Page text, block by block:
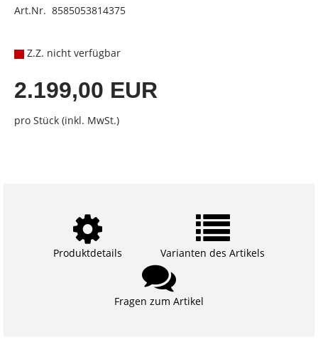
Art.Nr. 8585053814375
Z.Z. nicht verfügbar
2.199,00 EUR
pro Stück (inkl. MwSt.)
Produktdetails Varianten des Artikels
Fragen zum Artikel